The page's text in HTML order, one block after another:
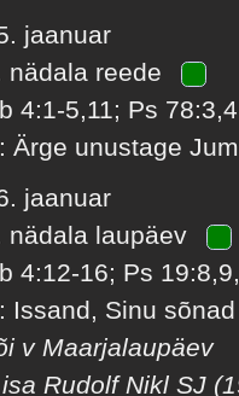
jaanuar
nädala reede
4:1-5,11; Ps
Ärge unustage
jaanuar
nädala laupäev
4:12-16; Ps
Issand, Sinu
v Maarjalaupäev
Rudolf Nikl SJ